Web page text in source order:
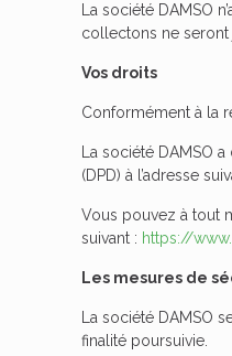
La société DAMSO
collectons ne seront
Vos droits
Conformément à la
La société DAMSO
(DPD) à l’adresse
Vous pouvez à tout
suivant : https://
Les mesures de
La société DAMSO
finalité poursuivie.